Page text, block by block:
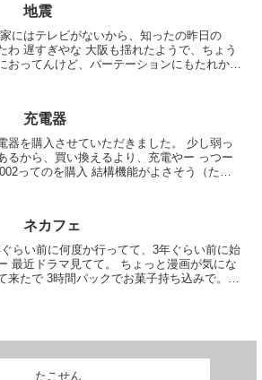
地震
にはテレビがないから、知ったの昨日の
わ 遅すぎやな 大阪も揺れたようで、ちょう
おってんけど、パーテーションにもたれかか
充電器
器を購入させていただきました。 少し弱っ
るから、買い換えるより、充電やー っつー
ってのを購入 結構機能がよさそう（たぶ
ネカフェ
らい前に何度か行ってて、3年ぐらい前に始
最近ドラマ見てて。 ちょっと漫画が気にな
来たで 3時間パックでお菓子持ち込みで。
たこせん